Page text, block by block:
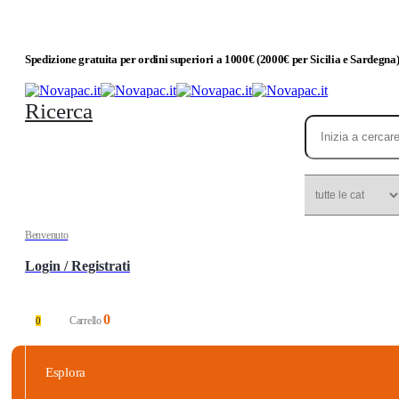
Spedizione gratuita per ordini superiori a 1000€ (2000€ per Sicilia e Sardegna)
Ricerca
Benvenuto
Login / Registrati
0 Carrello0
Esplora